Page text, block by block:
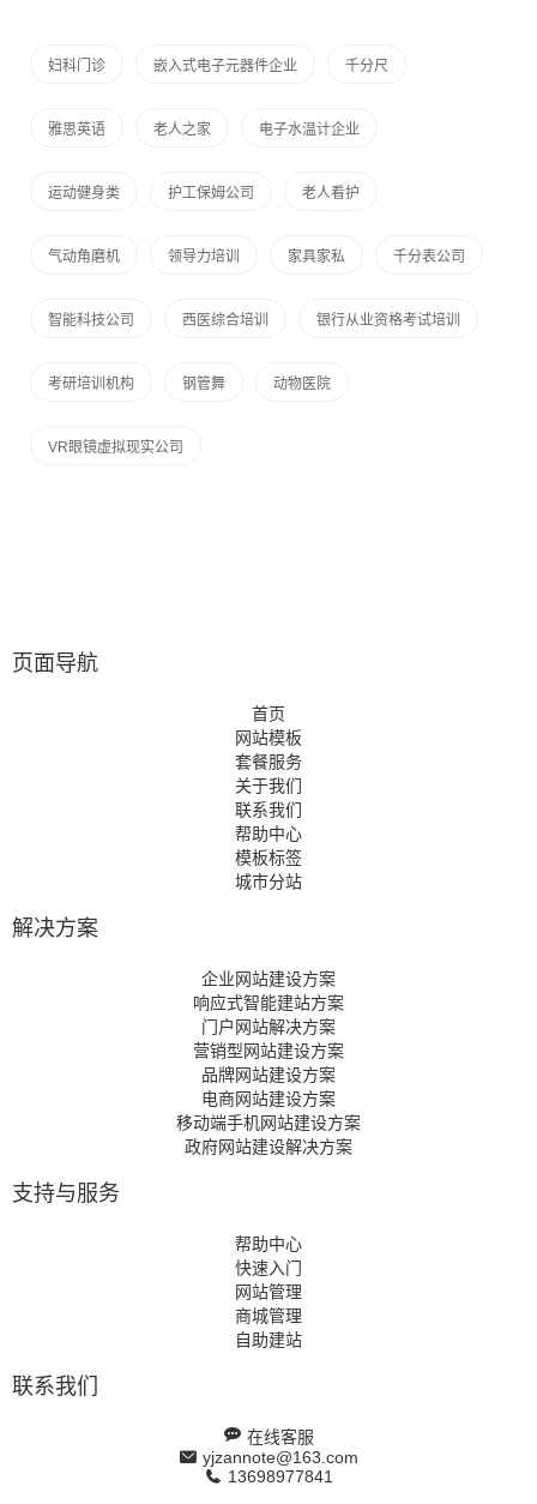
妇科门诊 嵌入式电子元器件企业 千分尺
雅思英语 老人之家 电子水温计企业
运动健身类 护工保姆公司 老人看护
气动角磨机 领导力培训 家具家私 千分表公司
智能科技公司 西医综合培训 银行从业资格考试培训
考研培训机构 钢管舞 动物医院
VR眼镜虚拟现实公司
页面导航
首页
网站模板
套餐服务
关于我们
联系我们
帮助中心
模板标签
城市分站
解决方案
企业网站建设方案
响应式智能建站方案
门户网站解决方案
营销型网站建设方案
品牌网站建设方案
电商网站建设方案
移动端手机网站建设方案
政府网站建设解决方案
支持与服务
帮助中心
快速入门
网站管理
商城管理
自助建站
联系我们
在线客服
yjzannote@163.com
13698977841